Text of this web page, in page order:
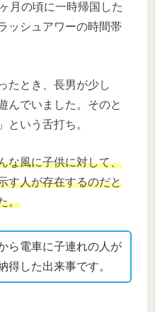
月の頃に一時帰国した
ッシュアワーの時間帯
たとき、長男が少し
んでいました。そのと
という舌打ち。
な風に子供に対して、
す人が存在するのだと
。
ら電車に子連れの人が
得した出来事です。